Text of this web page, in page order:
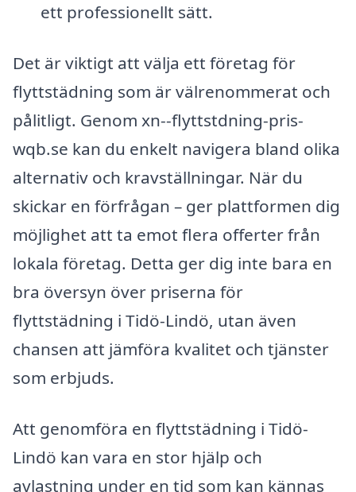
ett professionellt sätt.
Det är viktigt att välja ett företag för
flyttstädning som är välrenommerat och
pålitligt. Genom xn--flyttstdning-pris-
wqb.se kan du enkelt navigera bland olika
alternativ och kravställningar. När du
skickar en förfrågan – ger plattformen dig
möjlighet att ta emot flera offerter från
lokala företag. Detta ger dig inte bara en
bra översyn över priserna för
flyttstädning i Tidö-Lindö, utan även
chansen att jämföra kvalitet och tjänster
som erbjuds.
Att genomföra en flyttstädning i Tidö-
Lindö kan vara en stor hjälp och
avlastning under en tid som kan kännas